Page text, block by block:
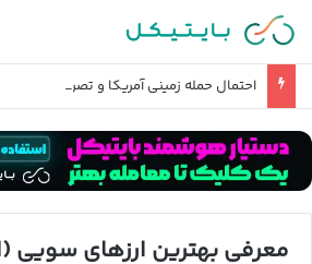
احتمال حمله زمینی آمریکا و تصرف خارک